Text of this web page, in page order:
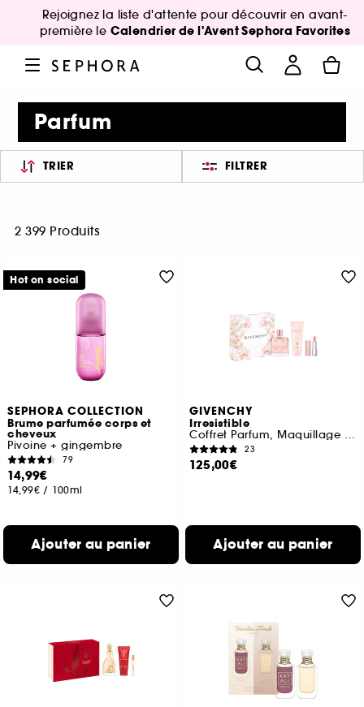
Rejoignez la liste d'attente pour découvrir en avant-
première le Calendrier de l'Avent Sephora Favorites
Parfum
TRIER FILTRER
2 399 Produits
SEPHORA COLLECTION
Brume parfumée corps et
cheveux
Pivoine + gingembre
79
14,99€
14,99€ / 100ml
Ajouter au panier
Hot on social
GIVENCHY
Irresistible
Coffret Parfum, Maquillage et Corps & Bain
23
125,00€
Ajouter au panier